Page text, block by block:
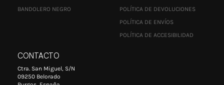
BANDOLERO NEGRO
POLÍTICA DE DEVOLUCIONES
POLÍTICA DE ENVÍOS
POLÍTICA DE ACCESIBILIDAD
CONTACTO
Ctra. San Miguel, S/N
09250 Belorado